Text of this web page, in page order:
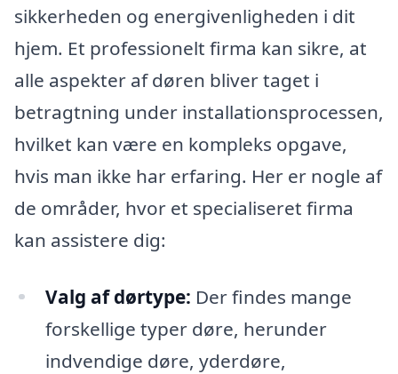
sikkerheden og energivenligheden i dit
hjem. Et professionelt firma kan sikre, at
alle aspekter af døren bliver taget i
betragtning under installationsprocessen,
hvilket kan være en kompleks opgave,
hvis man ikke har erfaring. Her er nogle af
de områder, hvor et specialiseret firma
kan assistere dig:
Valg af dørtype: Der findes mange
forskellige typer døre, herunder
indvendige døre, yderdøre,